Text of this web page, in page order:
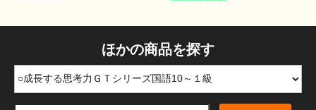
ほかの商品を探す